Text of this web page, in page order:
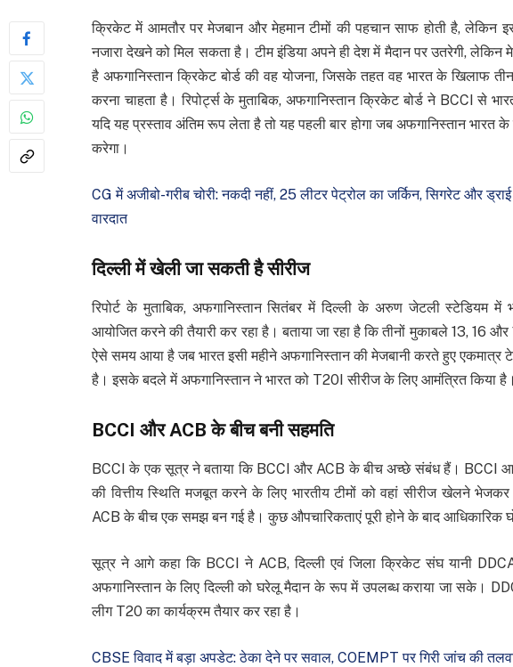
क्रिकेट में आमतौर पर मेजबान और मेहमान टीमों की पहचान साफ होती है,
नजारा देखने को मिल सकता है। टीम इंडिया अपने ही देश में मैदान पर उतरेगी,
है अफगानिस्तान क्रिकेट बोर्ड की वह योजना, जिसके तहत वह भारत के खिलाफ
करना चाहता है। रिपोर्ट्स के मुताबिक, अफगानिस्तान क्रिकेट बोर्ड ने BCCI से
यदि यह प्रस्ताव अंतिम रूप लेता है तो यह पहली बार होगा जब अफगानिस्तान भारत
करेगा।
CG में अजीबो-गरीब चोरी: नकदी नहीं, 25 लीटर पेट्रोल का जर्किन, सिगरेट और
वारदात
दिल्ली में खेली जा सकती है सीरीज
रिपोर्ट के मुताबिक, अफगानिस्तान सितंबर में दिल्ली के अरुण जेटली स्टेडियम
आयोजित करने की तैयारी कर रहा है। बताया जा रहा है कि तीनों मुकाबले 13, 16
ऐसे समय आया है जब भारत इसी महीने अफगानिस्तान की मेजबानी करते हुए एकमात्र
है। इसके बदले में अफगानिस्तान ने भारत को T20I सीरीज के लिए आमंत्रित किया है।
BCCI और ACB के बीच बनी सहमति
BCCI के एक सूत्र ने बताया कि BCCI और ACB के बीच अच्छे संबंध हैं। BCCI
की वित्तीय स्थिति मजबूत करने के लिए भारतीय टीमों को वहां सीरीज खेलने
ACB के बीच एक समझ बन गई है। कुछ औपचारिकताएं पूरी होने के बाद आधिकारिक
सूत्र ने आगे कहा कि BCCI ने ACB, दिल्ली एवं जिला क्रिकेट संघ यानी
अफगानिस्तान के लिए दिल्ली को घरेलू मैदान के रूप में उपलब्ध कराया जा सके।
लीग T20 का कार्यक्रम तैयार कर रहा है।
CBSE विवाद में बड़ा अपडेट: ठेका देने पर सवाल, COEMPT पर गिरी जांच की